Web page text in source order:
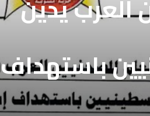
العرب يدين
باستهداف